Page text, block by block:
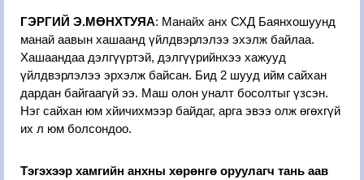
ГЭРГИЙ Э.МӨНХТУЯА: Манайх анх СХД Баянхошуунд
манай аавын хашаанд үйлдвэрлэлээ эхэлж байлаа.
Хашаандаа дэлгүүртэй, дэлгүүрийнхээ хажууд
үйлдвэрлэлээ эрхэлж байсан. Бид 2 шууд ийм сайхан
дардан байгаагүй ээ. Маш олон уналт босолтыг үзсэн.
Нэг сайхан юм хйичихмээр байдаг, арга эвээ олж өгөхгүй
их л юм болсондоо.
Тэгэхээр хамгийн анхны хөрөнгө оруулагч тань аав